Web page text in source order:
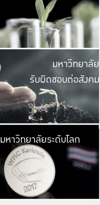
มีพื้นที่เขียวสดใส
เป็นป่าในเมือง เกษต
มหาวิ
ค
เปิดประ
และพบเรื่องราวใ
มหาวิทยาลัย
รับผิดชอบต่อสังคม
มหาวิ
เปลี่ยนแปลง แล
เพื่อทำง
ระบบสารสนเทศ
มหาวิทยาลัยระดับโลก